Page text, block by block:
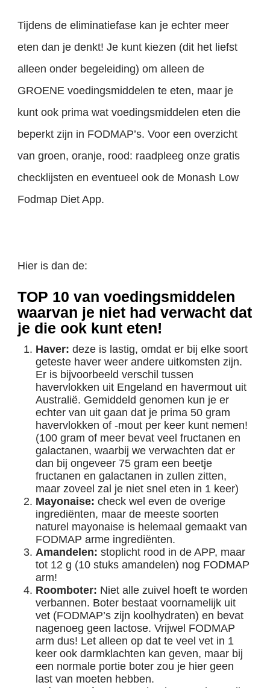
Tijdens de eliminatiefase kan je echter meer
eten dan je denkt! Je kunt kiezen (dit het liefst
alleen onder begeleiding) om alleen de
GROENE voedingsmiddelen te eten, maar je
kunt ook prima wat voedingsmiddelen eten die
beperkt zijn in FODMAP’s. Voor een overzicht
van groen, oranje, rood: raadpleeg onze gratis
checklijsten en eventueel ook de Monash Low
Fodmap Diet App.
Hier is dan de:
TOP 10 van voedingsmiddelen
waarvan je niet had verwacht dat
je die ook kunt eten!
Haver: deze is lastig, omdat er bij elke soort
geteste haver weer andere uitkomsten zijn.
Er is bijvoorbeeld verschil tussen
havervlokken uit Engeland en havermout uit
Australië. Gemiddeld genomen kun je er
echter van uit gaan dat je prima 50 gram
havervlokken of -mout per keer kunt nemen!
(100 gram of meer bevat veel fructanen en
galactanen, waarbij we verwachten dat er
dan bij ongeveer 75 gram een beetje
fructanen en galactanen in zullen zitten,
maar zoveel zal je niet snel eten in 1 keer)
Mayonaise: check wel even de overige
ingrediënten, maar de meeste soorten
naturel mayonaise is helemaal gemaakt van
FODMAP arme ingrediënten.
Amandelen: stoplicht rood in de APP, maar
tot 12 g (10 stuks amandelen) nog FODMAP
arm!
Roomboter: Niet alle zuivel hoeft te worden
verbannen. Boter bestaat voornamelijk uit
vet (FODMAP’s zijn koolhydraten) en bevat
nagenoeg geen lactose. Vrijwel FODMAP
arm dus! Let alleen op dat te veel vet in 1
keer ook darmklachten kan geven, maar bij
een normale portie boter zou je hier geen
last van moeten hebben.